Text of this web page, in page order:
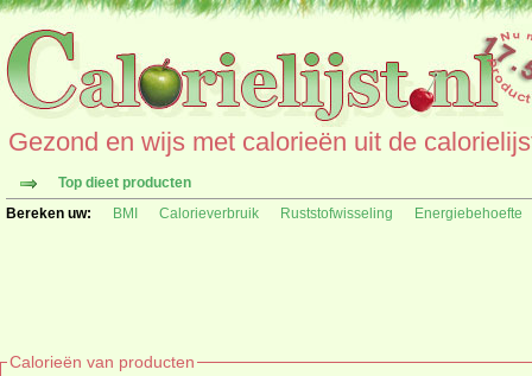
Gezond en wijs met calorieën uit de
Top dieet producten
Bereken uw:
BMI Calorieverbruik Ruststofwisseling Energiebehoefte
Calorieën van producten